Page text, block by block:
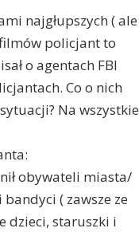
najgłupszych ( ale
policjant to
o agentach FBI
Co o nich
Na wszystkie
obywateli miasta/
( zawsze ze
dzieci, staruszki i